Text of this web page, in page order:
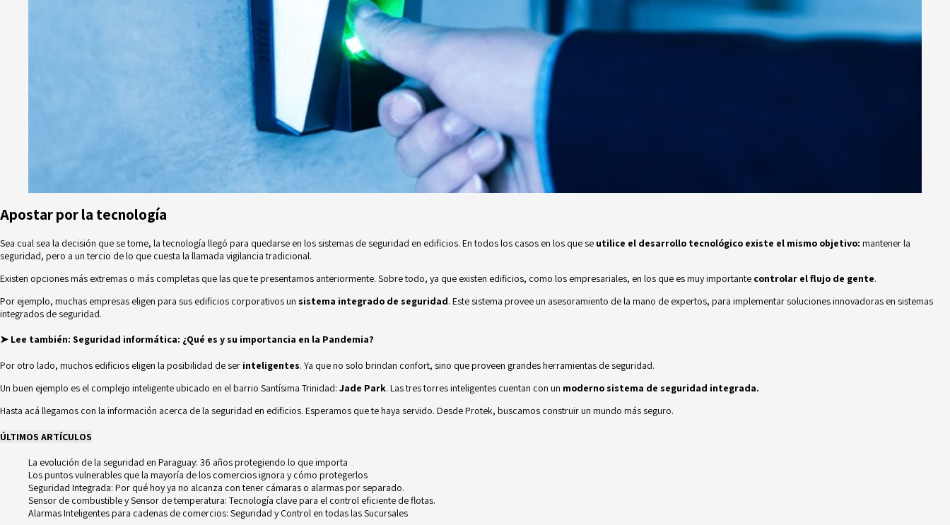
Apostar por la tecnología
Sea cual sea la decisión que se tome, la tecnología llegó para quedarse en los sistemas de seguridad en edificios. En todos los casos en los que se utilice el desarrollo tecnológico existe el mismo objetivo: mantener la
seguridad, pero a un tercio de lo que cuesta la llamada vigilancia tradicional.
Existen opciones más extremas o más completas que las que te presentamos anteriormente. Sobre todo, ya que existen edificios, como los empresariales, en los que es muy importante controlar el flujo de gente.
Por ejemplo, muchas empresas eligen para sus edificios corporativos un sistema integrado de seguridad. Este sistema provee un asesoramiento de la mano de expertos, para implementar soluciones innovadoras en sistemas
integrados de seguridad.
➤ Lee también: Seguridad informática: ¿Qué es y su importancia en la Pandemia?
Por otro lado, muchos edificios eligen la posibilidad de ser inteligentes. Ya que no solo brindan confort, sino que proveen grandes herramientas de seguridad.
Un buen ejemplo es el complejo inteligente ubicado en el barrio Santísima Trinidad: Jade Park. Las tres torres inteligentes cuentan con un moderno sistema de seguridad integrada.
Hasta acá llegamos con la información acerca de la seguridad en edificios. Esperamos que te haya servido. DesdeProtek, buscamos construir un mundo más seguro.
ÚLTIMOS ARTÍCULOS
La evolución de la seguridad en Paraguay: 36 años protegiendo lo que importa
Los puntos vulnerables que la mayoría de los comercios ignora y cómo protegerlos
Seguridad Integrada: Por qué hoy ya no alcanza con tener cámaras o alarmas por separado.
Sensor de combustible y Sensor de temperatura: Tecnología clave para el control eficiente de flotas.
Alarmas Inteligentes para cadenas de comercios: Seguridad y Control en todas las Sucursales